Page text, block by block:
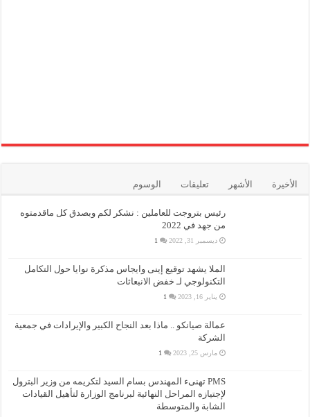
الأخيرة الأشهر تعليقات الوسوم
رئيس بتروجت للعاملين : نشكر لكم وبصدق كل ماقدمتوه
من جهد في 2022
ديسمبر 31, 2022 1
الملا يشهد توقيع إينى وايجاس مذكرة نوايا حول التكامل
التكنولوجي لـ خفض الانبعاثات
يناير 16, 2023 1
عمالة صيانكو .. ماذا بعد النجاح الكبير والإيرادات في جمعية
الشركة
مارس 25, 2023 1
PMS تهنىء المهندس بسام السيد لتكريمه من وزير البترول
لإجتيازه المراحل النهائية لبرنامج الوزارة لتأهيل القيادات
الشابة والمتوسطة